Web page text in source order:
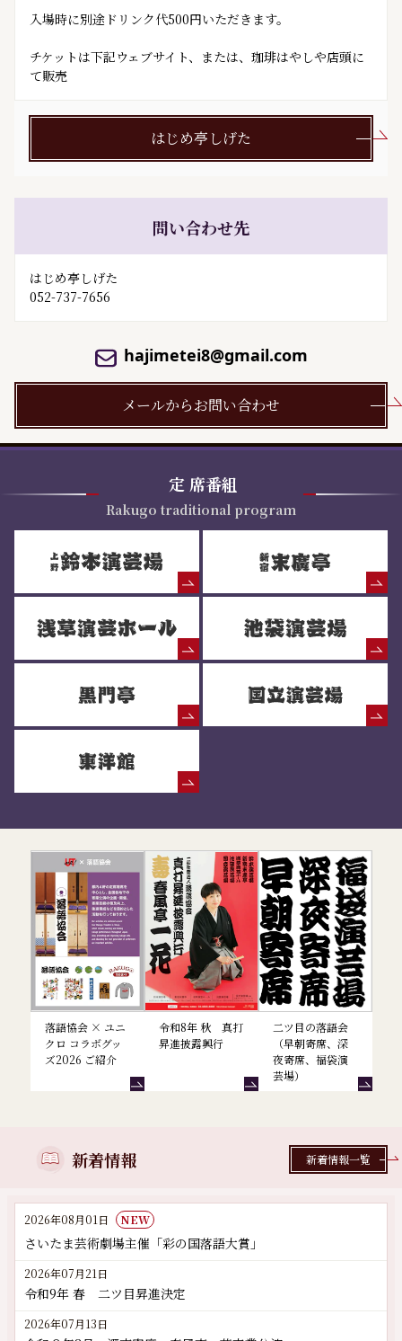
入場時に別途ドリンク代500円いただきます。
チケットは下記ウェブサイト、または、珈琲はやしや店頭に
て販売
はじめ亭しげた
問い合わせ先
はじめ亭しげた
052-737-7656
hajimetei8@gmail.com
メールからお問い合わせ
定 席番組
Rakugo traditional program
落語協会 × ユニ
クロ コラボグッ
ズ2026 ご紹介
令和8年 秋 真打
昇進披露興行
二ツ目の落語会
（早朝寄席、深
夜寄席、福袋演
芸場）
新着情報
2026年08月01日 NEW
さいたま芸術劇場主催「彩の国落語大賞」
2026年07月21日
令和9年 春 二ツ目昇進決定
2026年07月13日
新着情報一覧